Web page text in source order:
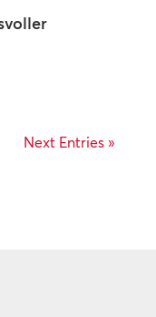
Next Entries »